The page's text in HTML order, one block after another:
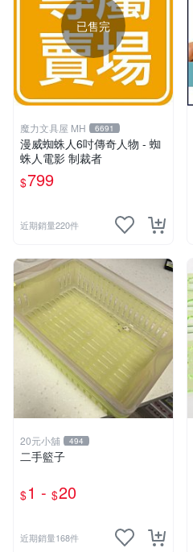
已售完
魔力文具屋 MH 6691
漫威蜘蛛人6吋傳奇人物 - 蜘
蛛人電影 制裁者
$799
近期銷量220件
20元小舖 494
二手籃子
$1 - $20
近期銷量168件